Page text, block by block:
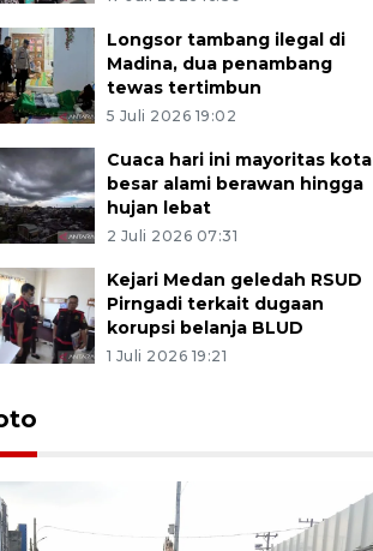
Longsor tambang ilegal di
Madina, dua penambang
tewas tertimbun
5 Juli 2026 19:02
Cuaca hari ini mayoritas kota
besar alami berawan hingga
hujan lebat
2 Juli 2026 07:31
Kejari Medan geledah RSUD
Pirngadi terkait dugaan
korupsi belanja BLUD
1 Juli 2026 19:21